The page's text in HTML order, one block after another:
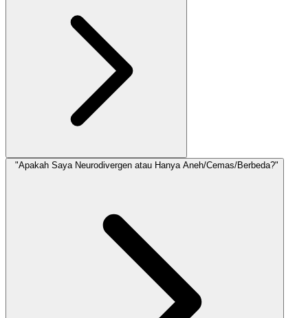
"Apakah Saya Neurodivergen atau Hanya Aneh/Cemas/Berbeda?"